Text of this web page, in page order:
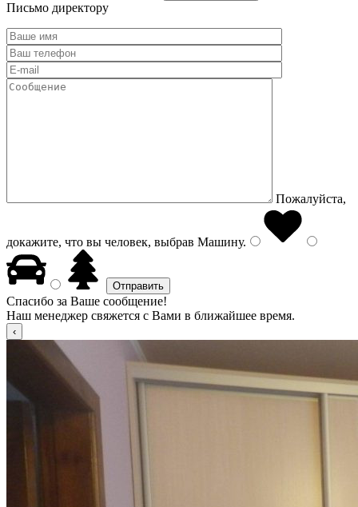
Письмо директору
Пожалуйста,
докажите, что вы человек, выбрав Машину.
Спасибо за Ваше сообщение!
Наш менеджер свяжется с Вами в ближайшее время.